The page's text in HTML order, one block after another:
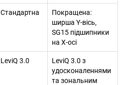
Стандартна
Покращена:
ширша Y-вісь,
SG15 підшипники
на X-осі
LeviQ 3.0
LeviQ 3.0 з
удосконаленнями
та зональним